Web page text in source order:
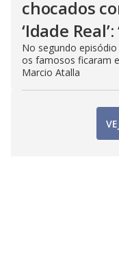
chocados
‘Idade
No segundo
os famosos ficaram
Marcio Atalla